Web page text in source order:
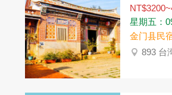
星期五：
金门县民
893 台